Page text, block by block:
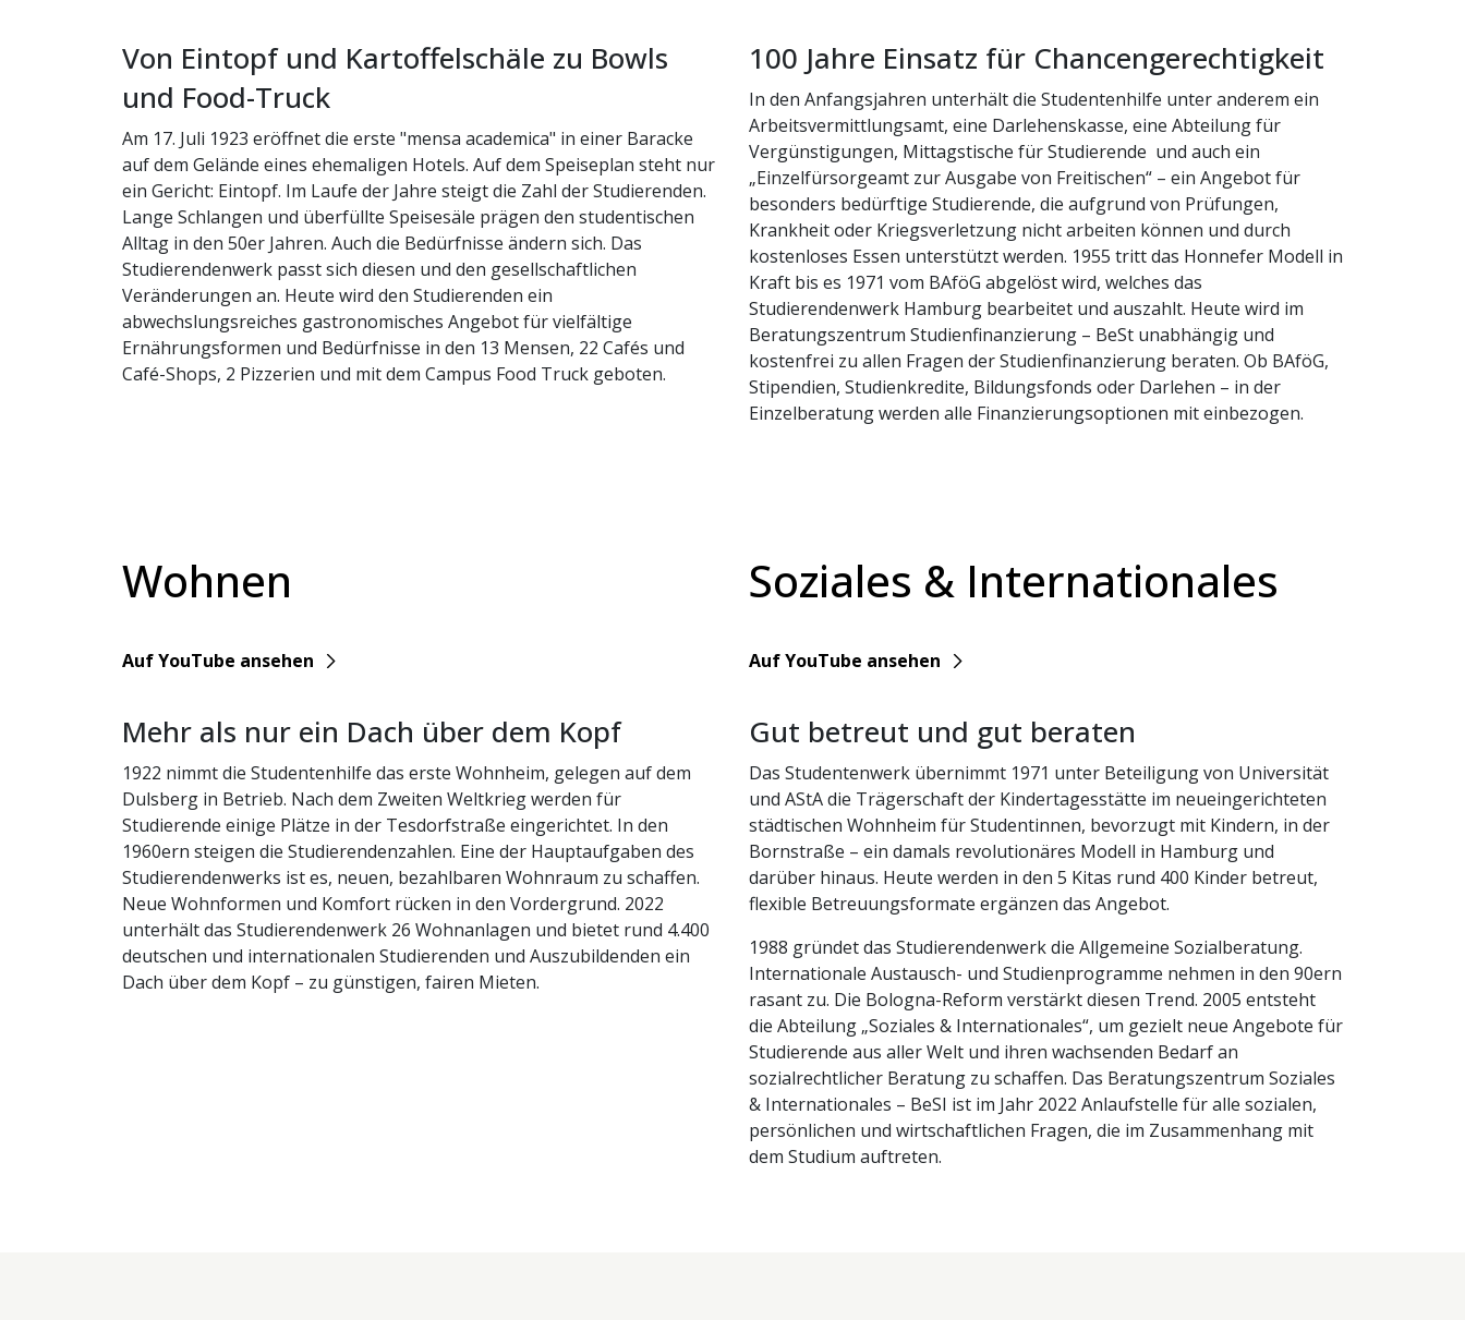
Von Eintopf und Kartoffelschäle zu Bowls
und Food-Truck
Am 17. Juli 1923 eröffnet die erste "mensa academica" in einer Baracke
auf dem Gelände eines ehemaligen Hotels. Auf dem Speiseplan steht nur
ein Gericht: Eintopf. Im Laufe der Jahre steigt die Zahl der Studierenden.
Lange Schlangen und überfüllte Speisesäle prägen den studentischen
Alltag in den 50er Jahren. Auch die Bedürfnisse ändern sich. Das
Studierendenwerk passt sich diesen und den gesellschaftlichen
Veränderungen an. Heute wird den Studierenden ein
abwechslungsreiches gastronomisches Angebot für vielfältige
Ernährungsformen und Bedürfnisse in den 13 Mensen, 22 Cafés und
Café-Shops, 2 Pizzerien und mit dem Campus Food Truck geboten.
100 Jahre Einsatz für Chancengerechtigkeit
In den Anfangsjahren unterhält die Studentenhilfe unter anderem ein
Arbeitsvermittlungsamt, eine Darlehenskasse, eine Abteilung für
Vergünstigungen, Mittagstische für Studierende und auch ein
„Einzelfürsorgeamt zur Ausgabe von Freitischen“ – ein Angebot für
besonders bedürftige Studierende, die aufgrund von Prüfungen,
Krankheit oder Kriegsverletzung nicht arbeiten können und durch
kostenloses Essen unterstützt werden. 1955 tritt das Honnefer Modell in
Kraft bis es 1971 vom BAföG abgelöst wird, welches das
Studierendenwerk Hamburg bearbeitet und auszahlt. Heute wird im
Beratungszentrum Studienfinanzierung – BeSt unabhängig und
kostenfrei zu allen Fragen der Studienfinanzierung beraten. Ob BAföG,
Stipendien, Studienkredite, Bildungsfonds oder Darlehen – in der
Einzelberatung werden alle Finanzierungsoptionen mit einbezogen.
Wohnen
YouTube
Auf YouTube ansehen
Mehr als nur ein Dach über dem Kopf
1922 nimmt die Studentenhilfe das erste Wohnheim, gelegen auf dem
Dulsberg in Betrieb. Nach dem Zweiten Weltkrieg werden für
Studierende einige Plätze in der Tesdorfstraße eingerichtet. In den
1960ern steigen die Studierendenzahlen. Eine der Hauptaufgaben des
Studierendenwerks ist es, neuen, bezahlbaren Wohnraum zu schaffen.
Neue Wohnformen und Komfort rücken in den Vordergrund. 2022
unterhält das Studierendenwerk 26 Wohnanlagen und bietet rund 4.400
deutschen und internationalen Studierenden und Auszubildenden ein
Dach über dem Kopf – zu günstigen, fairen Mieten.
Soziales & Internationales
YouTube
Auf YouTube ansehen
Gut betreut und gut beraten
Das Studentenwerk übernimmt 1971 unter Beteiligung von Universität
und AStA die Trägerschaft der Kindertagesstätte im neueingerichteten
städtischen Wohnheim für Studentinnen, bevorzugt mit Kindern, in der
Bornstraße – ein damals revolutionäres Modell in Hamburg und
darüber hinaus. Heute werden in den 5 Kitas rund 400 Kinder betreut,
flexible Betreuungsformate ergänzen das Angebot.
1988 gründet das Studierendenwerk die Allgemeine Sozialberatung.
Internationale Austausch- und Studienprogramme nehmen in den 90ern
rasant zu. Die Bologna-Reform verstärkt diesen Trend. 2005 entsteht
die Abteilung „Soziales & Internationales“, um gezielt neue Angebote für
Studierende aus aller Welt und ihren wachsenden Bedarf an
sozialrechtlicher Beratung zu schaffen. Das Beratungszentrum Soziales
& Internationales – BeSI ist im Jahr 2022 Anlaufstelle für alle sozialen,
persönlichen und wirtschaftlichen Fragen, die im Zusammenhang mit
dem Studium auftreten.